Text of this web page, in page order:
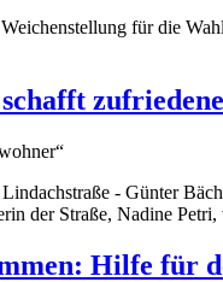
für die
- Günter
der Straße, Nadine
Hilfe für